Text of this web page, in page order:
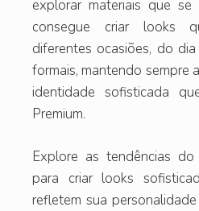
explorar materiais que se
consegue criar looks
diferentes ocasiões, do
formais, mantendo sempre
identidade sofisticada
Premium.
Explore as tendências
para criar looks
refletem sua